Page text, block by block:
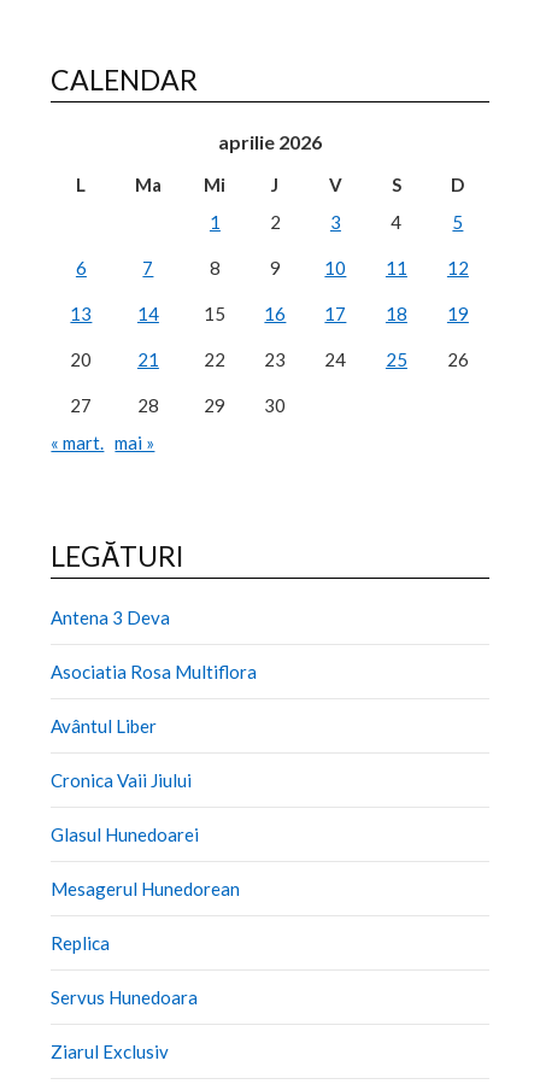
CALENDAR
aprilie 2026
L Ma Mi J V S
D
1
2 3 4 5
6 7 8 9 10 11 12
13 14 15 16 17 18 19
20 21 22 23 24 25 26
27 28 29
30
« mart. mai »
LEGĂTURI
Antena 3 Deva
Asociatia Rosa Multiflora
Avântul Liber
Cronica Vaii Jiului
Glasul Hunedoarei
Mesagerul Hunedorean
Replica
Servus Hunedoara
Ziarul Exclusiv